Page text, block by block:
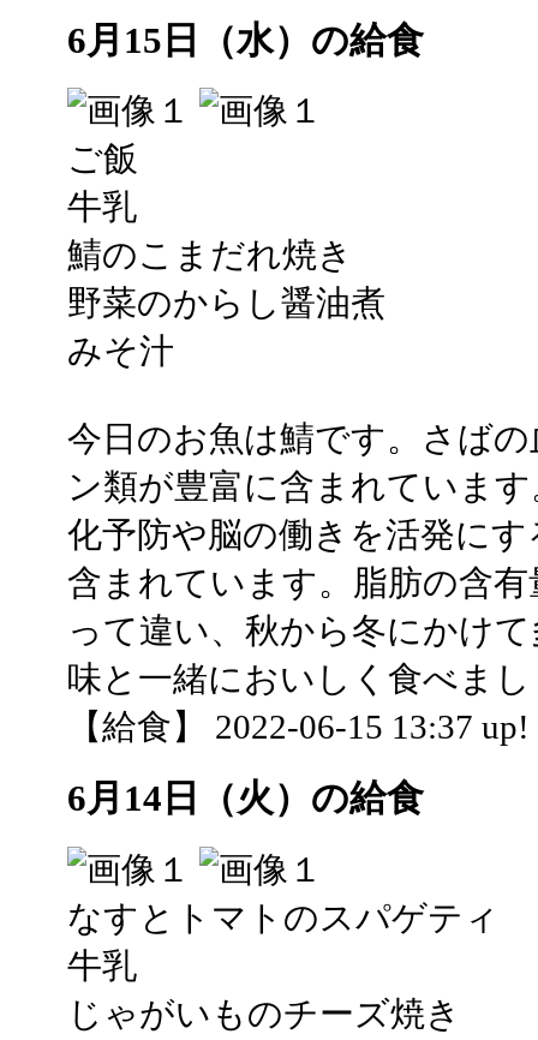
6月15日（水）の給食
ご飯
牛乳
鯖のこまだれ焼き
野菜のからし醤油煮
みそ汁
今日のお魚は鯖です。さば
ン類が豊富に含まれていま
化予防や脳の働きを活発に
含まれています。脂肪の含
って違い、秋から冬にかけ
味と一緒においしく食べま
【給食】 2022-06-15 13:37 up!
6月14日（火）の給食
なすとトマトのスパゲティ
牛乳
じゃがいものチーズ焼き